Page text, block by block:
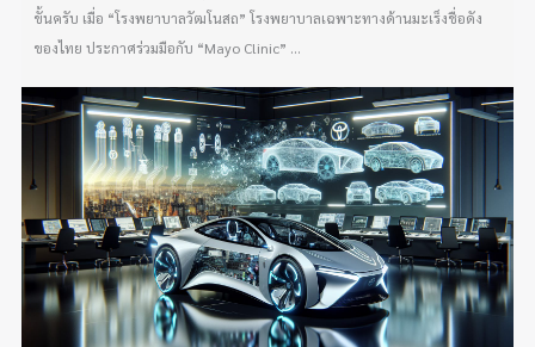
ขั้นครับ เมื่อ “โรงพยาบาลวัฒโนสถ” โรงพยาบาลเฉพาะทางด้านมะเร็งชื่อดัง
ของไทย ประกาศร่วมมือกับ “Mayo Clinic” ...